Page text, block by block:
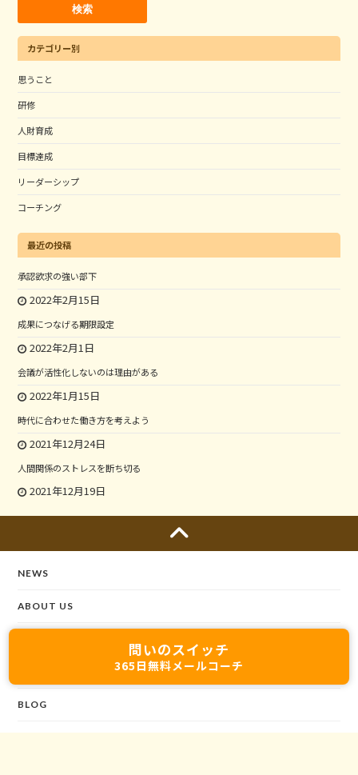
カテゴリー別
思うこと
研修
人財育成
目標達成
リーダーシップ
コーチング
最近の投稿
承認欲求の強い部下
2022年2月15日
成果につなげる期限設定
2022年2月1日
会議が活性化しないのは理由がある
2022年1月15日
時代に合わせた働き方を考えよう
2021年12月24日
人間関係のストレスを断ち切る
2021年12月19日
NEWS
ABOUT US
BLOG
問いのスイッチ
365日無料メールコーチ